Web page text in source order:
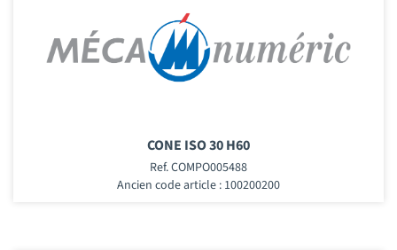
CONE ISO 30 H60
Ref. COMPO005488
Ancien code article : 100200200